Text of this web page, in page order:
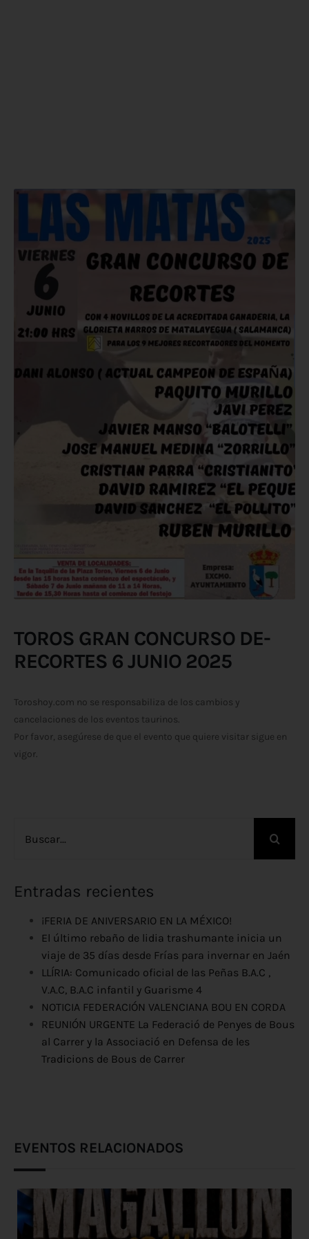
TOROS GRAN CONCURSO DE-
RECORTES 6 JUNIO 2025
Toroshoy.com no se responsabiliza de los cambios y
cancelaciones de los eventos taurinos.
Por favor, asegúrese de que el evento que quiere visitar sigue en
vigor.
Entradas recientes
¡FERIA DE ANIVERSARIO EN LA MÉXICO!
El último rebaño de lidia trashumante inicia un
viaje de 35 días desde Frías para invernar en Jaén
LLÍRIA: Comunicado oficial de las Peñas B.A.C ,
V.A.C, B.A.C infantil y Guarisme 4
NOTICIA FEDERACIÓN VALENCIANA BOU EN CORDA
REUNIÓN URGENTE La Federació de Penyes de Bous
al Carrer y la Associació en Defensa de les
Tradicions de Bous de Carrer
EVENTOS RELACIONADOS